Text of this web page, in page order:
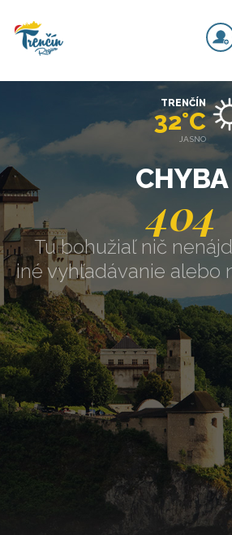
CHYBA
404
Tu bohužiaľ nič
iné vyhľadávanie alebo
TRENČÍN
32°C
JASNO